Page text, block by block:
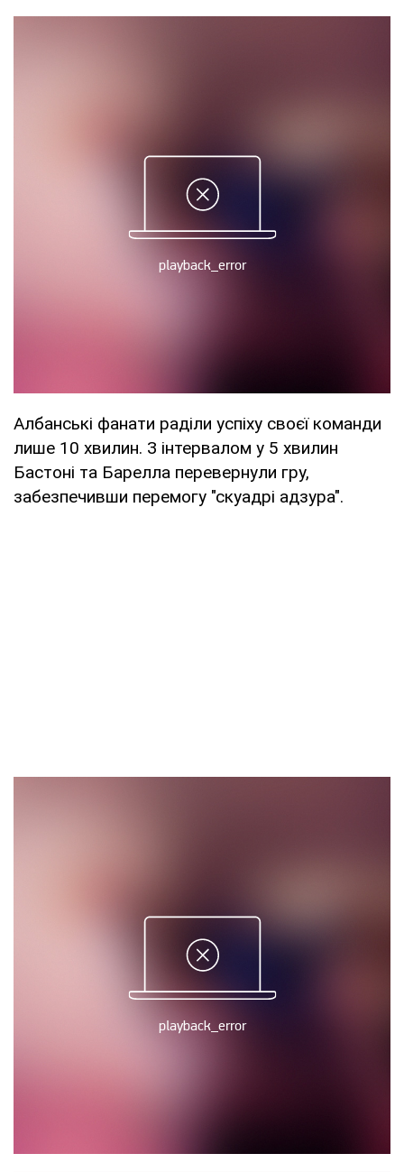
Албанські фанати раділи успіху своєї команди
лише 10 хвилин. З інтервалом у 5 хвилин
Бастоні та Барелла перевернули гру,
забезпечивши перемогу "скуадрі адзура".